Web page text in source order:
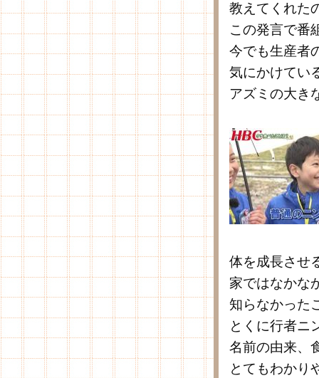
教えてくれた
この発言で番
今でも生産者
気にかけてい
アズミの大き
体を成長させ
家ではなかな
知らなかった
とくに行者ニ
名前の由来、
とてもわかり